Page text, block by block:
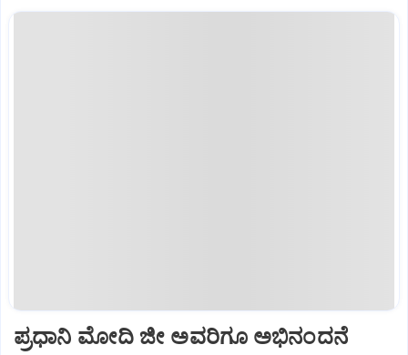
ಪ್ರಧಾನಿ ಮೋದಿ ಜೀ ಅವರಿಗೂ ಅಭಿನಂದನೆ